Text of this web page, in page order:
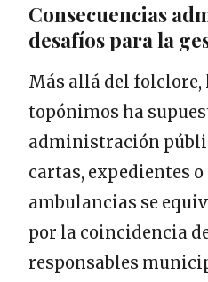
Consecuencias
desafíos para la
Más allá del
topónimos ha
administración
cartas, expedientes
ambulancias se
por la coincidencia
responsables